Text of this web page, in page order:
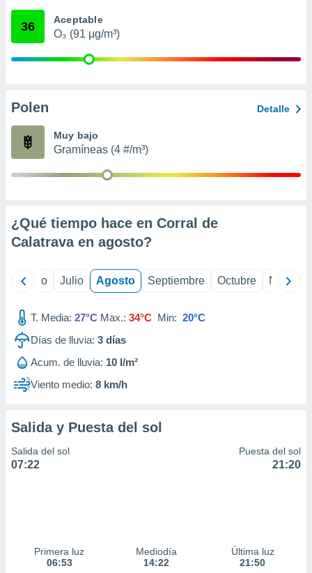
mediante
publicidad
de
36 Aceptable
O₃ (91 µg/m³)
Polen Detalle
Muy bajo
Gramíneas (4 #/m³)
¿Qué tiempo hace en Corral de
Calatrava en agosto?
Junio Julio Agosto Septiembre Octubre
T. Media: 27°C Max.: 34°C Min: 20°C
Días de lluvia: 3 días
Acum. de lluvia: 10 l/m²
Viento medio: 8 km/h
Salida y Puesta del sol
Salida del sol
07:22
Puesta del sol
21:20
Primera luz
06:53
Mediodía
14:22
Última luz
21:50